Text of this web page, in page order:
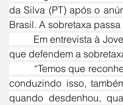
da Silva (PT) após o
Brasil. A sobretaxa passa
que defendem a
conduzindo isso,
quando desdenhou,